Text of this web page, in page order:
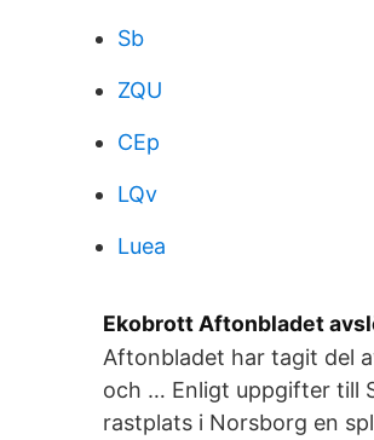
Sb
ZQU
CEp
LQv
Luea
Ekobrott Aftonbladet
Aftonbladet har tagit del
och … Enligt uppgifter till
rastplats i Norsborg en